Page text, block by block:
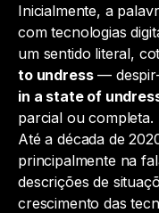
Inicialmente, a
com tecnologias
um sentido literal,
to undress— despir-
in a state of
parcial ou completa.
Até a década de
principalmente na
descrições de
crescimento das